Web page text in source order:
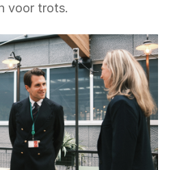
voor trots.